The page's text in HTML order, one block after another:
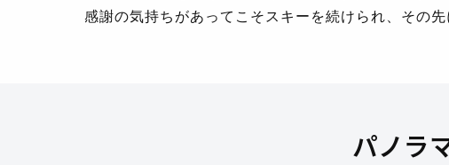
感謝の気持ちがあってこそスキーを続けられ、その
パノラ